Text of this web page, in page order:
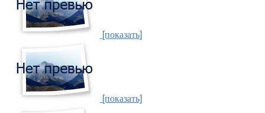
[показать]
[показать]